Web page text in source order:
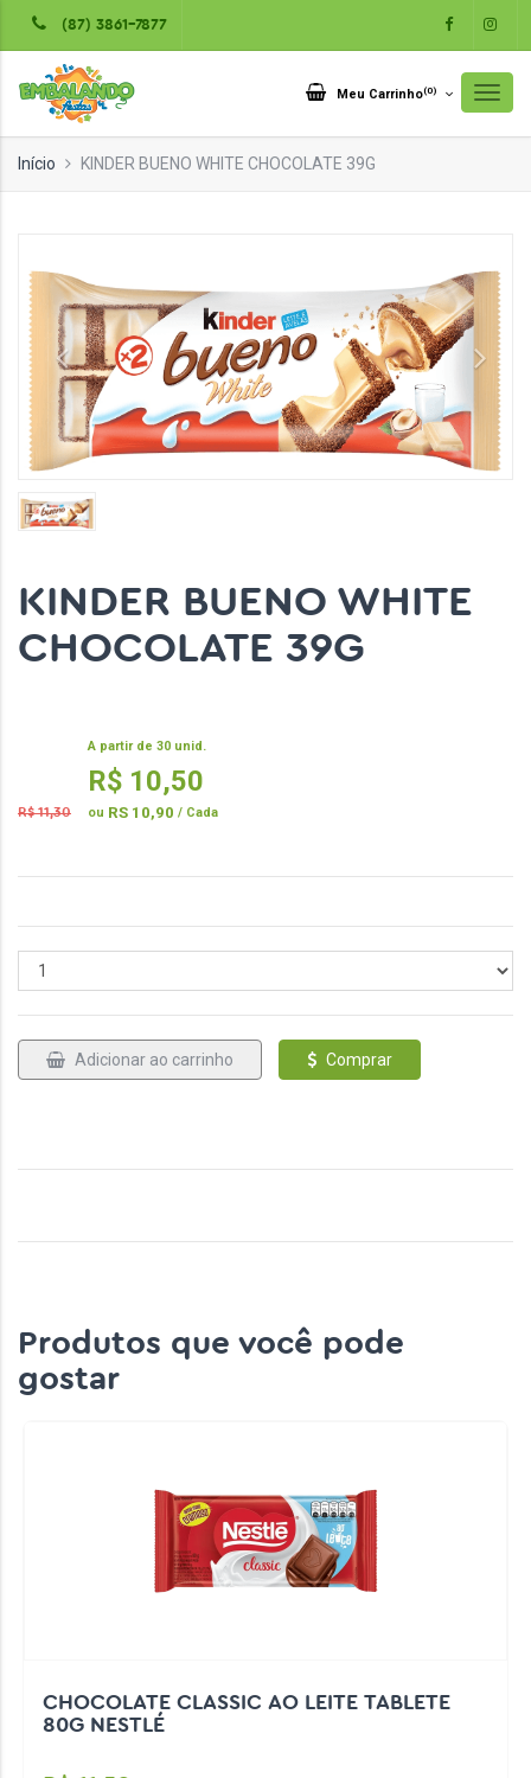
(87) 3861-7877
Meu Carrinho(0)
Início KINDER BUENO WHITE CHOCOLATE 39G
KINDER BUENO WHITE
CHOCOLATE 39G
R$ 11,30
A partir de 30 unid.
R$ 10,50
ou RS 10,90 / Cada
Adicionar ao carrinho Comprar
Produtos que você pode
gostar
CHOCOLATE CLASSIC AO LEITE TABLETE
80G NESTLÉ